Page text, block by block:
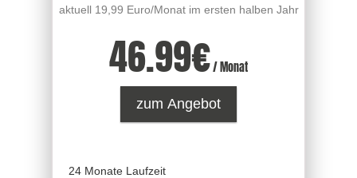
aktuell 19,99 Euro/Monat im ersten halben Jahr
46.99€/ Monat
zum Angebot
24 Monate Laufzeit